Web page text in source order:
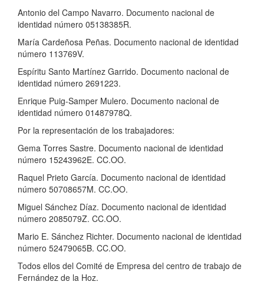
Antonio del Campo Navarro. Documento nacional de
identidad número 05138385R.
María Cardeñosa Peñas. Documento nacional de identidad
número 113769V.
Espíritu Santo Martínez Garrido. Documento nacional de
identidad número 2691223.
Enrique Puig-Samper Mulero. Documento nacional de
identidad número 01487978Q.
Por la representación de los trabajadores:
Gema Torres Sastre. Documento nacional de identidad
número 15243962E. CC.OO.
Raquel Prieto García. Documento nacional de identidad
número 50708657M. CC.OO.
Miguel Sánchez Díaz. Documento nacional de identidad
número 2085079Z. CC.OO.
Mario E. Sánchez Richter. Documento nacional de identidad
número 52479065B. CC.OO.
Todos ellos del Comité de Empresa del centro de trabajo de
Fernández de la Hoz.